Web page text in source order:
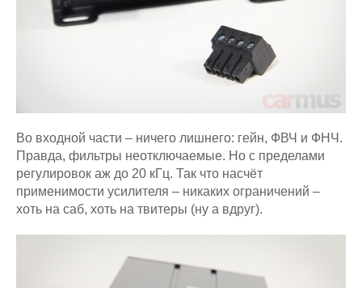
Во входной части – ничего лишнего: гейн, ФВЧ и ФНЧ.
Правда, фильтры неотключаемые. Но с пределами
регулировок аж до 20 кГц. Так что насчёт
применимости усилителя – никаких ограничений –
хоть на саб, хоть на твитеры (ну а вдруг).